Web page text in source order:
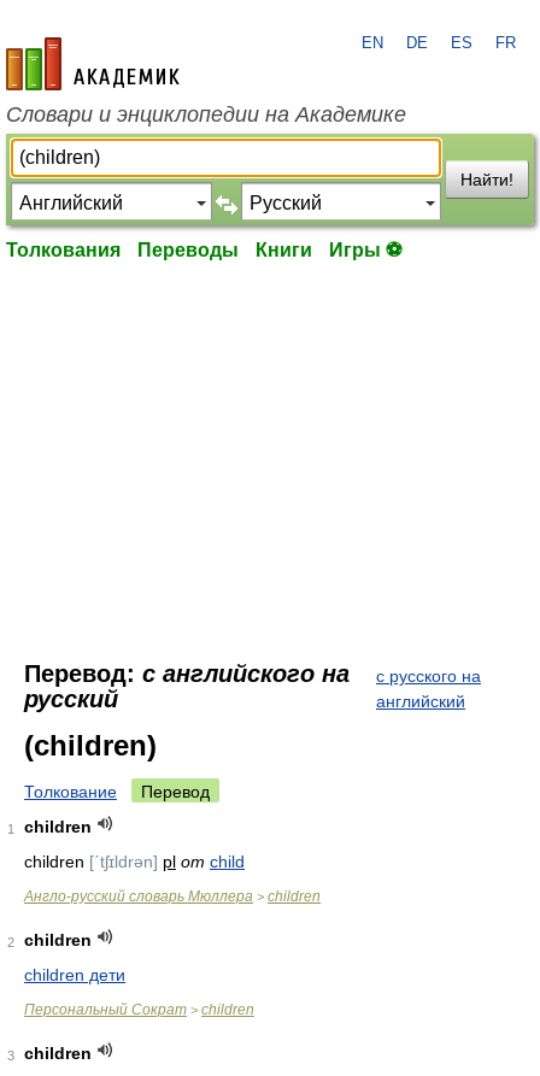
academic.ru
EN DE ES FR
Словари и энциклопедии на Академике
Найти!
Толкования Переводы Книги Игры ⚽
Перевод: с английского на
русский
с русского на
английский
(children)
Толкование Перевод
1
children
children [ˊtʃɪldrǝn] pl от child
Англо-русский словарь Мюллера > children
2
children
children дети
Персональный Сократ > children
3
children